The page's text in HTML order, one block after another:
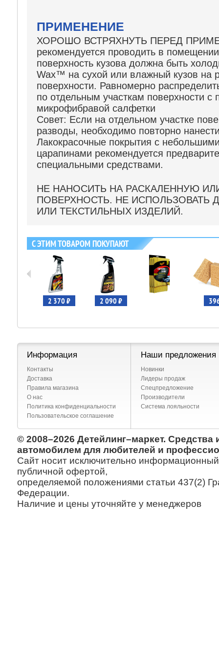
ПРИМЕНЕНИЕ
ХОРОШО ВСТРЯХНУТЬ ПЕРЕД
рекомендуется проводить в
поверхность кузова должна быть
Wax™ на сухой или влажный кузов на
поверхности. Равномерно
по отдельным участкам поверхности
микрофибравой салфетки
Совет: Если на отдельном участке
разводы, необходимо повторно
Лакокрасочные покрытия с
царапинами рекомендуется
специальными средствами.
НЕ НАНОСИТЬ НА РАСКАЛЕННУЮ
ПОВЕРХНОСТЬ. НЕ ИСПОЛЬЗОВАТЬ
ИЛИ ТЕКСТИЛЬНЫХ ИЗДЕЛИЙ.
С ЭТИМ ТОВАРОМ ПОКУПАЮТ
2 370 ₽ 2 090 ₽
Информация
Контакты
Доставка
Правила магазина
О нас
Политика конфиденциальности
Пользовательское соглашение
Наши предложения
Новинки
Лидеры продаж
Спецпредложение
Производители
Система лояльности
© 2008–2026 Детейлинг–маркет. Средства
автомобилем для любителей и
Сайт носит исключительно информационный
публичной офертой,
определяемой положениями статьи 437(2)
Федерации.
Наличие и цены уточняйте у менеджеров